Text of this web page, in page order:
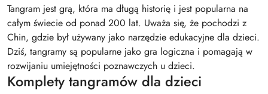
Tangram jest grą, która ma długą historię i jest popularna na
całym świecie od ponad 200 lat. Uważa się, że pochodzi z
Chin, gdzie był używany jako narzędzie edukacyjne dla dzieci.
Dziś, tangramy są popularne jako gra logiczna i pomagają w
rozwijaniu umiejętności poznawczych u dzieci.
Komplety tangramów dla dzieci